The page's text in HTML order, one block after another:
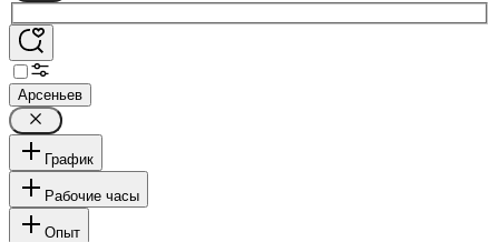
Арсеньев
График
Рабочие часы
Опыт